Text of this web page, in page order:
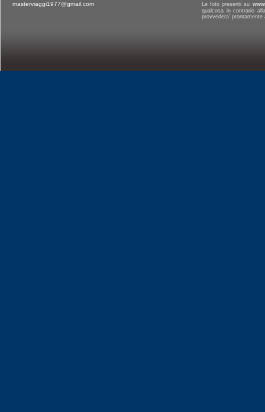
masterviaggi1977@gmail.com Le foto presenti su
qualcosa in contrario
provvedera'